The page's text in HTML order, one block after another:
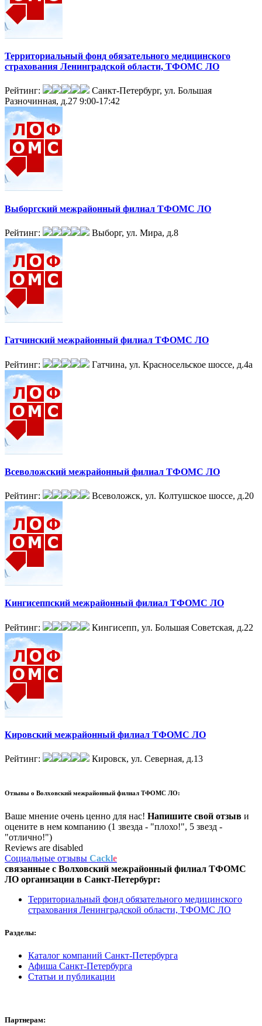
Территориальный фонд обязательного медицинского
страхования Ленинградской области, ТФОМС ЛО
Рейтинг:
Санкт-Петербург, ул. Большая
Разночинная, д.27 9:00-17:42
Выборгский межрайонный филиал ТФОМС ЛО
Рейтинг: Выборг, ул. Мира, д.8
Гатчинский межрайонный филиал ТФОМС ЛО
Рейтинг: Гатчина, ул. Красносельское шоссе, д.4а
Всеволожский межрайонный филиал ТФОМС ЛО
Рейтинг: Всеволожск, ул. Колтушское шоссе, д.20
Кингисеппский межрайонный филиал ТФОМС ЛО
Рейтинг: Кингисепп, ул. Большая Советская, д.22
Кировский межрайонный филиал ТФОМС ЛО
Рейтинг: Кировск, ул. Северная, д.13
Отзывы о Волховский межрайонный филиал ТФОМС ЛО:
Ваше мнение очень ценно для нас! Напишите свой отзыв и
оцените в нем компанию (1 звезда - "плохо!", 5 звезд -
"отлично!")
Reviews are disabled
Социальные отзывы Cackle
связанные с Волховский межрайонный филиал ТФОМС
ЛО организации в Санкт-Петербург:
Территориальный фонд обязательного медицинского
страхования Ленинградской области, ТФОМС ЛО
Разделы:
Каталог компаний Санкт-Петербурга
Афиша Санкт-Петербурга
Статьи и публикации
Партнерам: